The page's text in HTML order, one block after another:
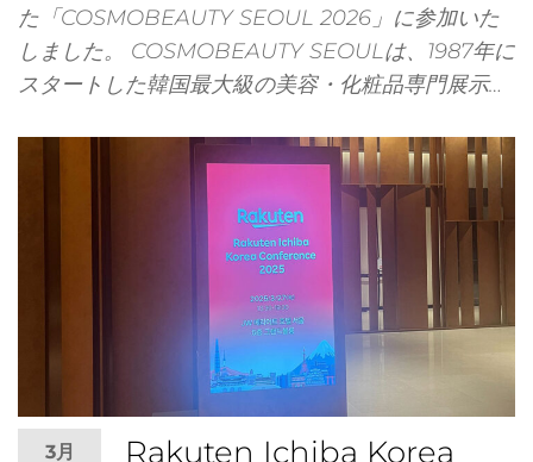
本・
た「COSMOBEAUTY SEOUL 2026」に参加いた
しました。 COSMOBEAUTY SEOULは、1987年に
スタートした韓国最大級の美容・化粧品専門展示…
3月
Rakuten Ichiba Korea